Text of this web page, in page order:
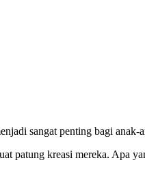
sangat penting bagi anak-
patung kreasi mereka. Apa